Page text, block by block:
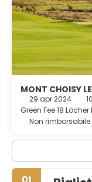
MONT CHOISY
29 apr 2024
Green Fee 18
Non rimborsabile